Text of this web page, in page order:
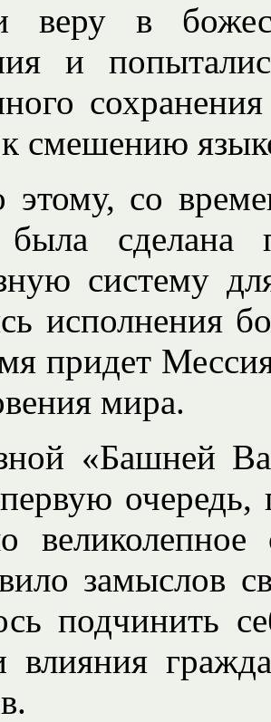
веру в
и
смешению
этому, со
сделана
систему
исполнения
придет
мира.
«Башней
замыслов
подчинить
влияния